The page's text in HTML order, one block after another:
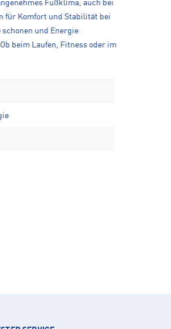
Fußklima, auch bei
für Komfort und Stabilität bei
und Energie
beim Laufen, Fitness oder im